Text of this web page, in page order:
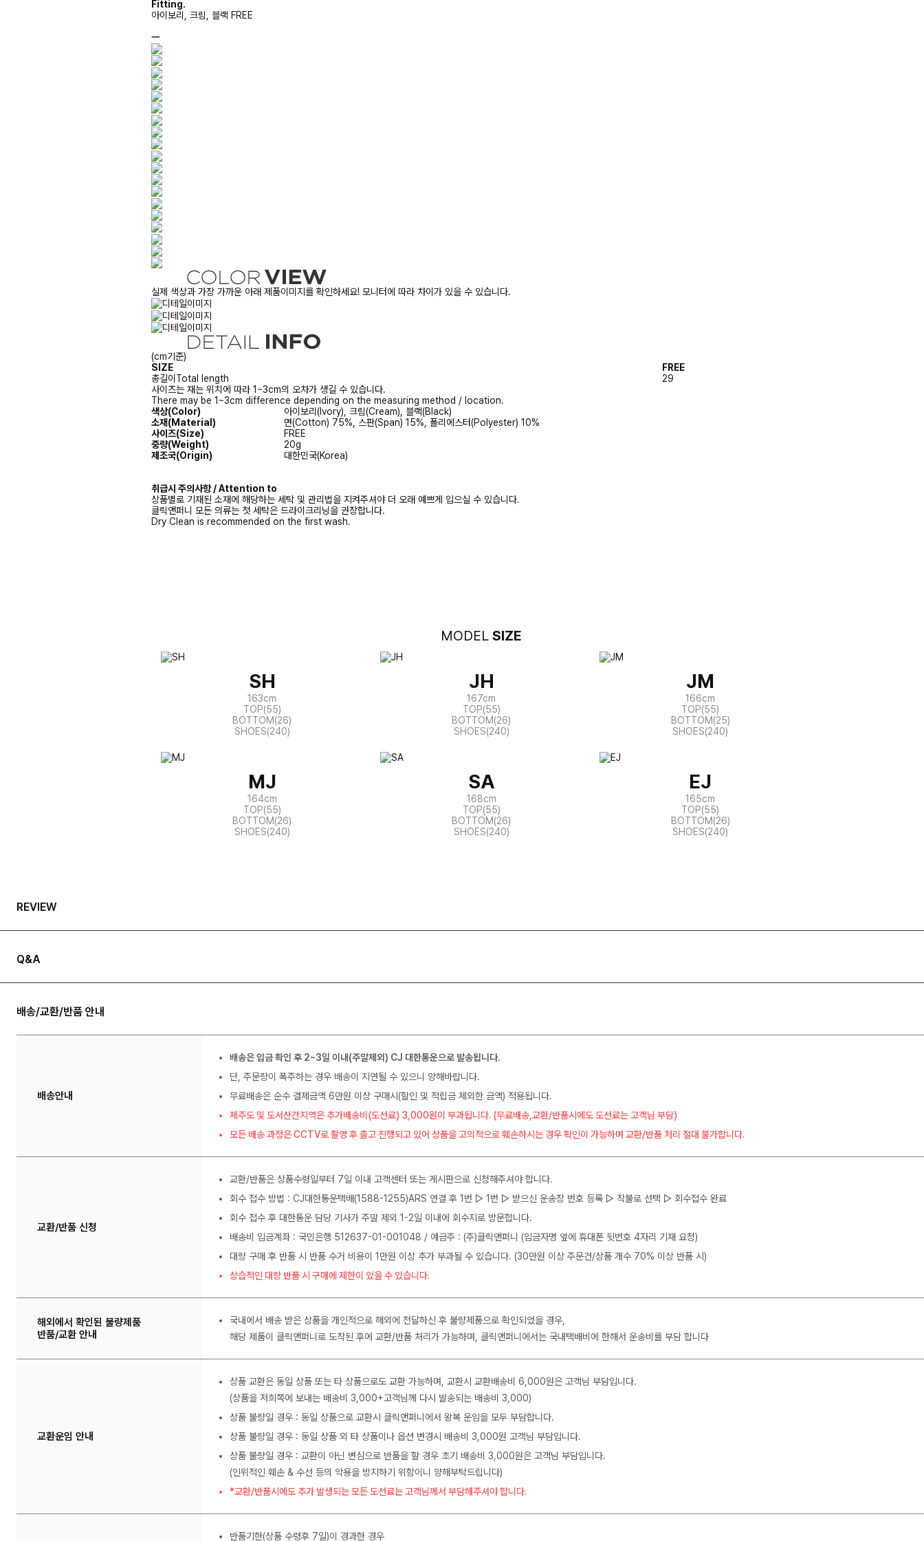
Fitting.
아이보리, 크림, 블랙 FREE
ㅡ
실제 색상과 가장 가까운 아래 제품이미지를 확인하세요! 모니터에 따라 차이가 있을 수 있습니다.
(cm기준)
SIZE
FREE
총길이 Total length
29
사이즈는 재는 위치에 따라 1~3cm의 오차가 생길 수 있습니다.
There may be 1~3cm difference depending on the measuring method / location.
색상(Color)
아이보리(Ivory), 크림(Cream), 블랙(Black)
소재(Material)
면(Cotton) 75%, 스판(Span) 15%, 폴리에스터(Polyester) 10%
사이즈(Size)
FREE
중량(Weight)
20g
제조국(Origin)
대한민국(Korea)
취급시 주의사항 / Attention to
상품별로 기재된 소재에 해당하는 세탁 및 관리법을 지켜주셔야 더 오래 예쁘게 입으실 수 있습니다.
클릭앤퍼니 모든 의류는 첫 세탁은 드라이크리닝을 권장합니다.
Dry Clean is recommended on the first wash.
MODEL SIZE
SH
163cm
TOP(55)
BOTTOM(26)
SHOES(240)
JH
167cm
TOP(55)
BOTTOM(26)
SHOES(240)
JM
166cm
TOP(55)
BOTTOM(25)
SHOES(240)
MJ
164cm
TOP(55)
BOTTOM(26)
SHOES(240)
SA
168cm
TOP(55)
BOTTOM(26)
SHOES(240)
EJ
165cm
TOP(55)
BOTTOM(26)
SHOES(240)
REVIEW
Q&A
배송/교환/반품 안내
배송안내
배송은 입금 확인 후 2~3일 이내(주말제외) CJ 대한통운으로 발송됩니다.
단, 주문량이 폭주하는 경우 배송이 지연될 수 있으니 양해바랍니다.
무료배송은 순수 결제금액 6만원 이상 구매시(할인 및 적립금 제외한 금액) 적용됩니다.
제주도 및 도서산간지역은 추가배송비(도선료) 3,000원이 부과됩니다. (무료배송,교환/반품시에도 도선료는 고객님 부담)
모든 배송 과정은 CCTV로 촬영 후 출고 진행되고 있어 상품을 고의적으로 훼손하시는 경우 확인이 가능하며 교환/반품 처리 절대 불가합니다.
교환/반품 신청
교환/반품은 상품수령일부터 7일 이내 고객센터 또는 게시판으로 신청해주셔야 합니다.
회수 접수 방법 : CJ대한통운택배(1588-1255)ARS 연결 후 1번 ▷ 1번 ▷ 받으신 운송장 번호 등록 ▷ 착불로 선택 ▷ 회수접수 완료
회수 접수 후 대한통운 담당 기사가 주말 제외 1-2일 이내에 회수지로 방문합니다.
배송비 입금계좌 : 국민은행 512637-01-001048 / 예금주 : (주)클릭앤퍼니 (입금자명 옆에 휴대폰 뒷번호 4자리 기재 요청)
대량 구매 후 반품 시 반품 수거 비용이 1만원 이상 추가 부과될 수 있습니다. (30만원 이상 주문건/상품 개수 70% 이상 반품 시)
상습적인 대량 반품 시 구매에 제한이 있을 수 있습니다.
해외에서 확인된 불량제품
반품/교환 안내
국내에서 배송 받은 상품을 개인적으로 해외에 전달하신 후 불량제품으로 확인되었을 경우,
해당 제품이 클릭앤퍼니로 도착된 후에 교환/반품 처리가 가능하며, 클릭앤퍼니에서는 국내택배비에 한해서 운송비를 부담 합니다
교환운임 안내
상품 교환은 동일 상품 또는 타 상품으로도 교환 가능하며, 교환시 교환배송비 6,000원은 고객님 부담입니다.
(상품을 저희쪽에 보내는 배송비 3,000+고객님께 다시 발송되는 배송비 3,000)
상품 불량일 경우 : 동일 상품으로 교환시 클릭앤퍼니에서 왕복 운임을 모두 부담합니다.
상품 불량일 경우 : 동일 상품 외 타 상품이나 옵션 변경시 배송비 3,000원 고객님 부담입니다.
상품 불량일 경우 : 교환이 아닌 변심으로 반품을 할 경우 초기 배송비 3,000원은 고객님 부담입니다.
(인위적인 훼손 & 수선 등의 악용을 방지하기 위함이니 양해부탁드립니다)
*교환/반품시에도 추가 발생되는 모든 도선료는 고객님께서 부담해주셔야 합니다.
반품기한(상품 수령후 7일)이 경과한 경우